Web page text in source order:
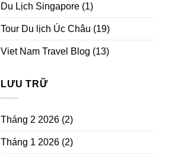
Du Lịch Singapore (1)
Tour Du lịch Úc Châu (19)
Viet Nam Travel Blog (13)
LƯU TRỮ
Tháng 2 2026 (2)
Tháng 1 2026 (2)